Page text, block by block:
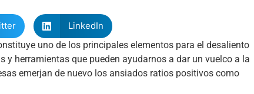
LinkedIn
uno de los principales elementos para el desaliento
herramientas que pueden ayudarnos a dar un vuelco a la
emerjan de nuevo los ansiados ratios positivos como